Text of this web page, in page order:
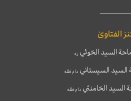
الفتاوىٰ
السيد الخوئي ره
السيستاني دام ظله
السيد الخامنئيدام ظله